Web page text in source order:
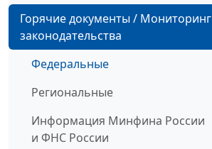
Горячие документы / Мониторинг
законодательства
Федеральные
Региональные
Информация Минфина России
и ФНС России